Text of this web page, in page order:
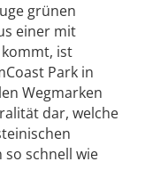
grünen
einer mit
ist
Park in
Wegmarken
dar, welche
schnell wie